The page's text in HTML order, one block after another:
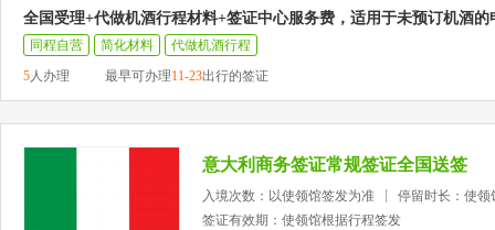
全国受理+代做机酒行程材料+签证中心服务费，适用于未预订机酒的
同程自营 简化材料
代做机酒行程
5人办理 最早可办理11-23出行的签证
意大利商务签证常规签证全国送签
入境次数：以使领馆签发为准
停留时长：使领
签证有效期：使领馆根据行程签发